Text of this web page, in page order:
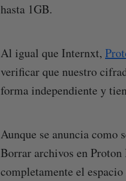
hasta 1GB.
Al igual que Internxt,
verificar que nuestro
forma independiente y
Aunque se anuncia como
Borrar archivos en
completamente el